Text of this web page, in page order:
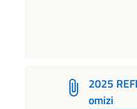
2025
omizi